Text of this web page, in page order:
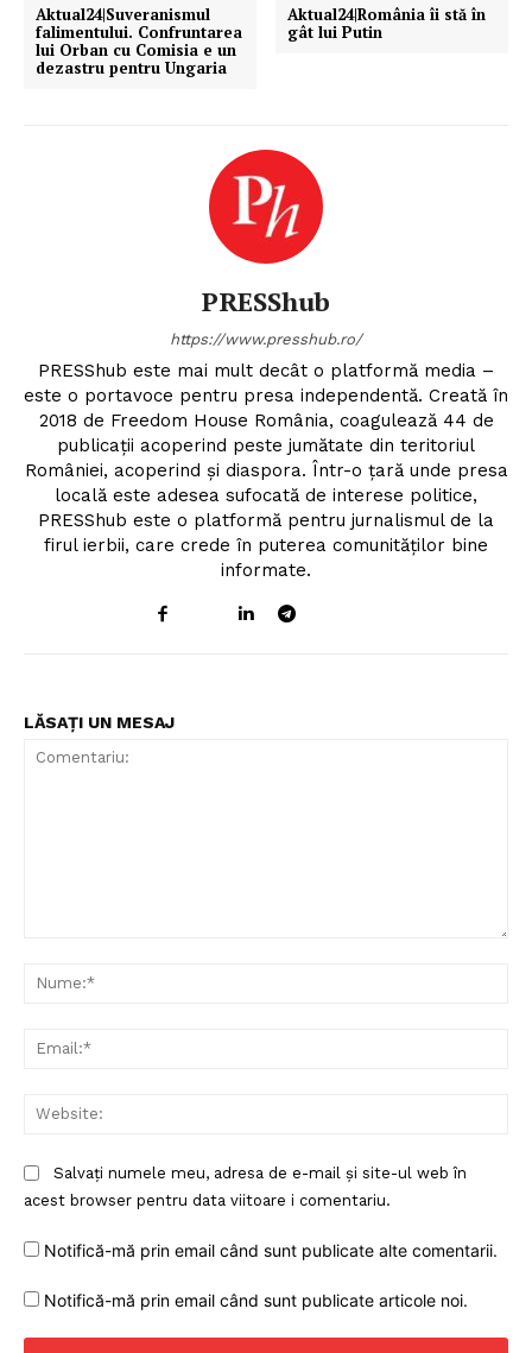
Aktual24|Suveranismul
falimentului. Confruntarea
lui Orban cu Comisia e un
dezastru pentru Ungaria
Aktual24|România îi stă în
gât lui Putin
PRESShub
https://www.presshub.ro/
PRESShub este mai mult decât o platformă media –
este o portavoce pentru presa independentă. Creată în
2018 de Freedom House România, coagulează 44 de
publicații acoperind peste jumătate din teritoriul
României, acoperind și diaspora. Într-o țară unde presa
locală este adesea sufocată de interese politice,
PRESShub este o platformă pentru jurnalismul de la
firul ierbii, care crede în puterea comunităților bine
informate.
LĂSAȚI UN MESAJ
Salvați numele meu, adresa de e-mail și site-ul web în
acest browser pentru data viitoare i comentariu.
Notifică-mă prin email când sunt publicate alte comentarii.
Notifică-mă prin email când sunt publicate articole noi.